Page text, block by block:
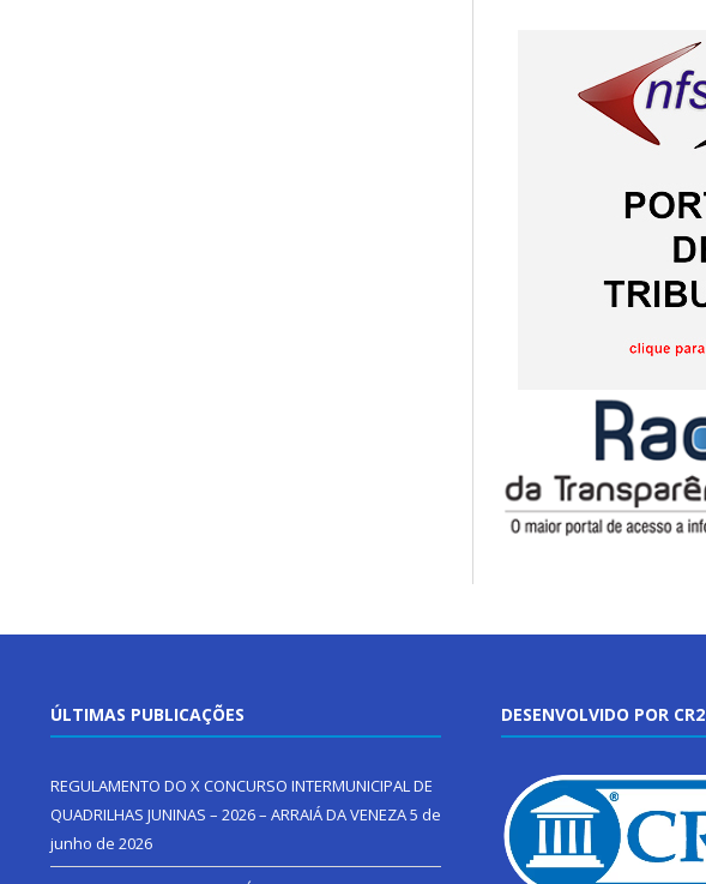
ÚLTIMAS PUBLICAÇÕES
REGULAMENTO DO X CONCURSO INTERMUNICIPAL DE
QUADRILHAS JUNINAS – 2026 – ARRAIÁ DA VENEZA5 de
junho de 2026
DESENVOLVIDO POR CR2